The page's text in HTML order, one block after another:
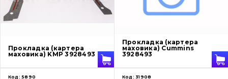
Контакты
Прокладка (картера
маховика) KMP 3928493
Прокладка (картера
маховика) Cummins
3928493
Код: 5890 Код: 31908